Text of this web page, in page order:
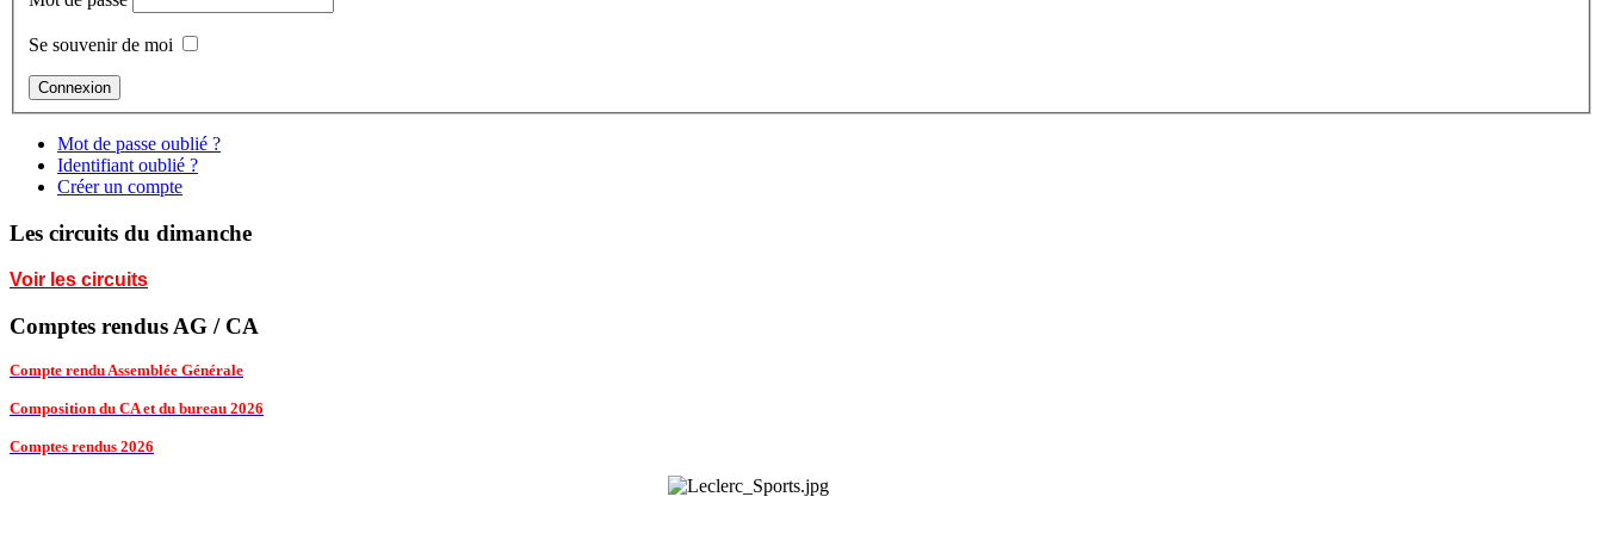
Se souvenir de moi
Mot de passe oublié ?
Identifiant oublié ?
Créer un compte
Les circuits du dimanche
Voir les circuits
Comptes rendus AG / CA
Compte rendu Assemblée Générale
Composition du CA et du bureau 2026
Comptes rendus 2026